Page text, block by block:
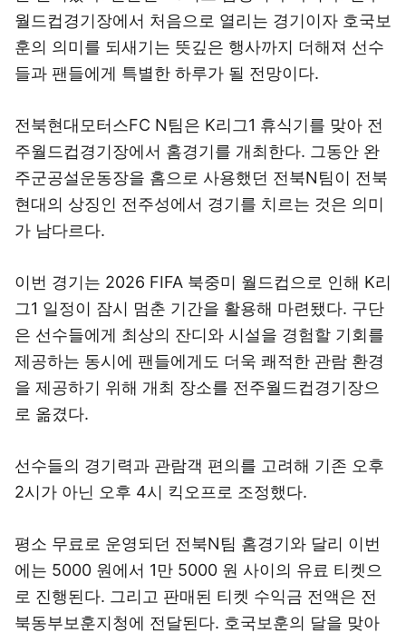
월드컵경기장에서 처음으로 열리는 경기이자 호국보
훈의 의미를 되새기는 뜻깊은 행사까지 더해져 선수
들과 팬들에게 특별한 하루가 될 전망이다.
전북현대모터스FC N팀은 K리그1 휴식기를 맞아 전
주월드컵경기장에서 홈경기를 개최한다. 그동안 완
주군공설운동장을 홈으로 사용했던 전북N팀이 전북
현대의 상징인 전주성에서 경기를 치르는 것은 의미
가 남다르다.
이번 경기는 2026 FIFA 북중미 월드컵으로 인해 K리
그1 일정이 잠시 멈춘 기간을 활용해 마련됐다. 구단
은 선수들에게 최상의 잔디와 시설을 경험할 기회를
제공하는 동시에 팬들에게도 더욱 쾌적한 관람 환경
을 제공하기 위해 개최 장소를 전주월드컵경기장으
로 옮겼다.
선수들의 경기력과 관람객 편의를 고려해 기존 오후
2시가 아닌 오후 4시 킥오프로 조정했다.
평소 무료로 운영되던 전북N팀 홈경기와 달리 이번
에는 5000 원에서 1만 5000 원 사이의 유료 티켓으
로 진행된다. 그리고 판매된 티켓 수익금 전액은 전
북동부보훈지청에 전달된다. 호국보훈의 달을 맞아